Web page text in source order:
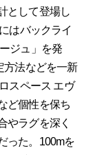
として登場し
はバックライ
ジュ」を発
方法などを一新
スペース エヴ
ど個性を保ち
やラグを深く
った。100mを